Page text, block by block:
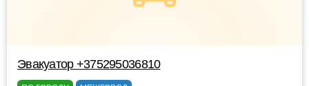
Эвакуатор +375295036810